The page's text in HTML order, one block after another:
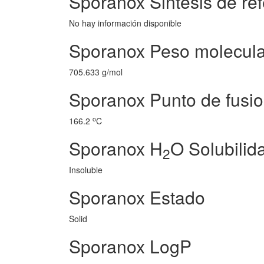
No hay información disponible
Sporanox Peso
705.633 g/mol
Sporanox Punto de
166.2 oC
Sporanox H2O
Insoluble
Sporanox Estado
Solid
Sporanox LogP